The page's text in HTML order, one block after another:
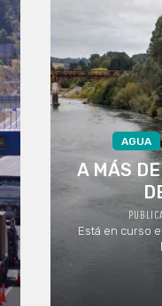
AGUA
A MÁS
Está en curso